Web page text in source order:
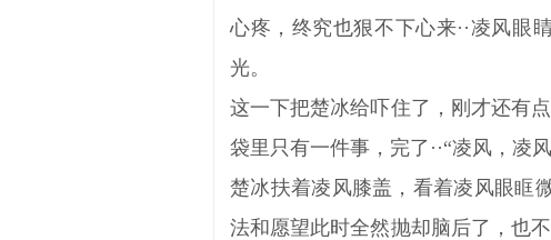
心疼，终究也狠不下心来··凌风眼
光。
这一下把楚冰给吓住了，刚才还有
袋里只有一件事，完了··“凌风，凌
楚冰扶着凌风膝盖，看着凌风眼眶
法和愿望此时全然抛却脑后了，也